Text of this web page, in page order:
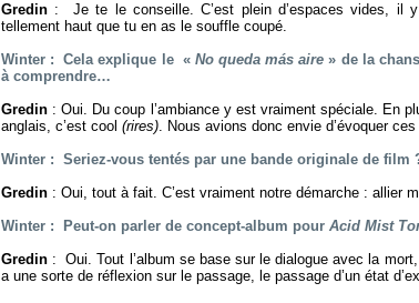
Gredin : Je te le conseille. C’est plein d’espaces vides, il
tellement haut que tu en as le souffle coupé.
Winter : Cela explique le « No queda más aire» de la
à comprendre…
Gredin : Oui. Du coup l’ambiance y est vraiment spéciale. En
anglais, c’est cool (rires). Nous avions donc envie d’évoquer
Winter : Seriez-vous tentés par une bande originale de film
Gredin : Oui, tout à fait. C’est vraiment notre démarche : allier
Winter : Peut-on parler de concept-album pour Acid Mist
Gredin : Oui. Tout l’album se base sur le dialogue avec la
a une sorte de réflexion sur le passage, le passage d’un état